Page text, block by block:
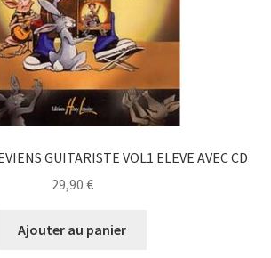
GUITARISTE VOL1 ELEVE AVEC CD
29,90 €
Ajouter au panier